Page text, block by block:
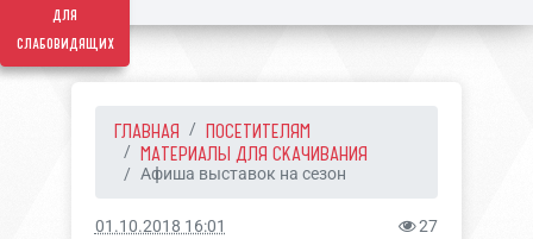
для
слабовидящих
ГЛАВНАЯ
ПОСЕТИТЕЛЯМ
МАТЕРИАЛЫ ДЛЯ СКАЧИВАНИЯ
Афиша выставок на сезон
01.10.2018 16:01 27